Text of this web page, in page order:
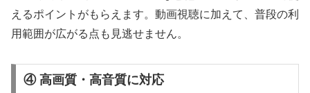
えるポイントがもらえます。動画視聴に加えて、普段の利
用範囲が広がる点も見逃せません。
④ 高画質・高音質に対応